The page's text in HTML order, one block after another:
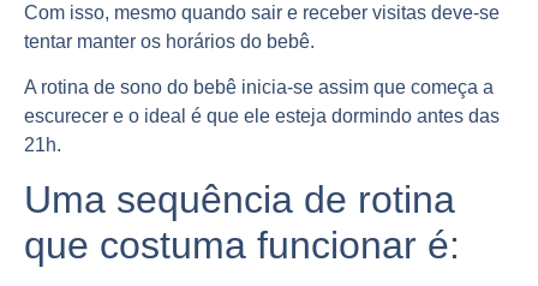
Com isso, mesmo quando sair e receber visitas deve-se
tentar manter os horários do bebê.
A rotina de sono do bebê inicia-se assim que começa a
escurecer e o ideal é que ele esteja dormindo antes das
21h.
Uma sequência de rotina
que costuma funcionar é: